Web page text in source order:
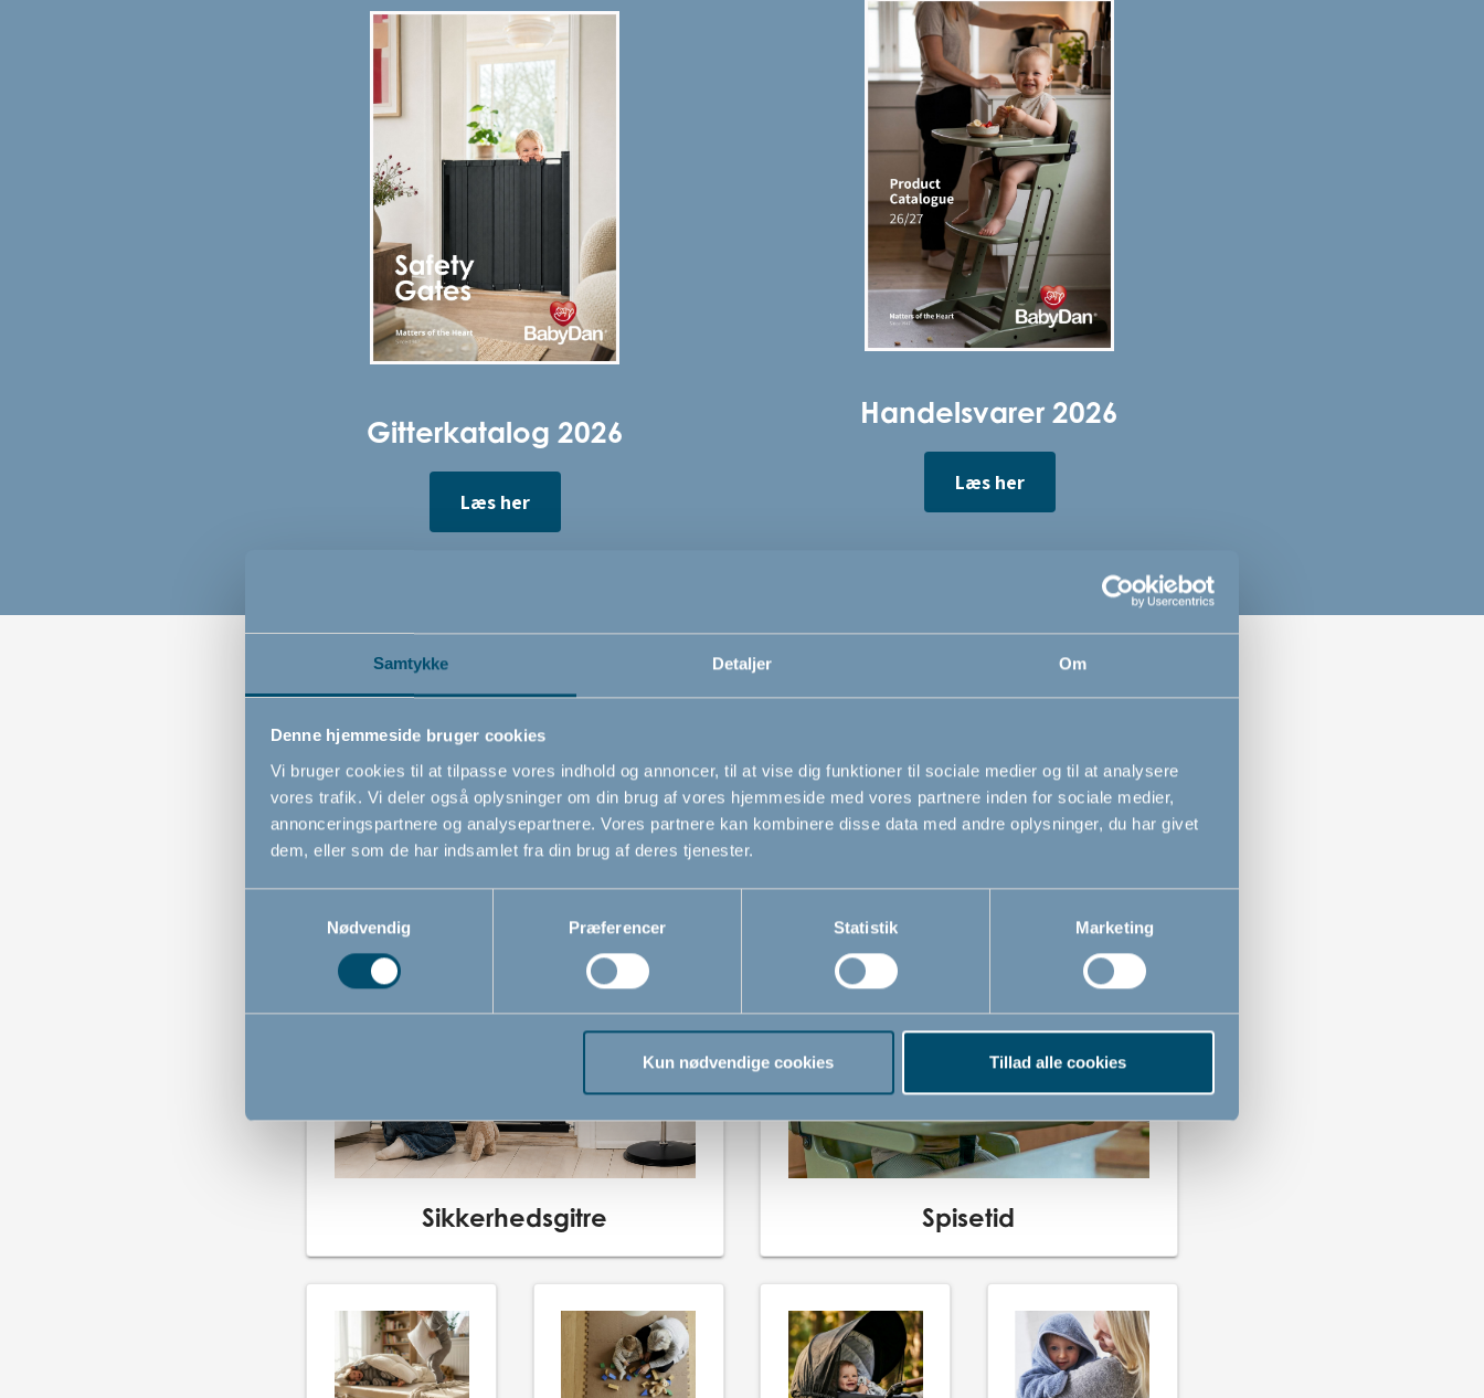
Samtykke Detaljer Om
Denne hjemmeside bruger cookies
Vi bruger cookies til at tilpasse vores indhold og annoncer, til at vise dig funktioner til sociale medier og til at analysere
vores trafik. Vi deler også oplysninger om din brug af vores hjemmeside med vores partnere inden for sociale medier,
annonceringspartnere og analysepartnere. Vores partnere kan kombinere disse data med andre oplysninger, du har givet
dem, eller som de har indsamlet fra din brug af deres tjenester.
Nødvendig
Præferencer Statistik Marketing
Kun nødvendige cookies Tillad alle cookies
Gitterkatalog 2026
Læs her
Handelsvarer 2026
Læs her
Gå på opdagelse i vores
udvalg
Sikkerhedsgitre Spisetid